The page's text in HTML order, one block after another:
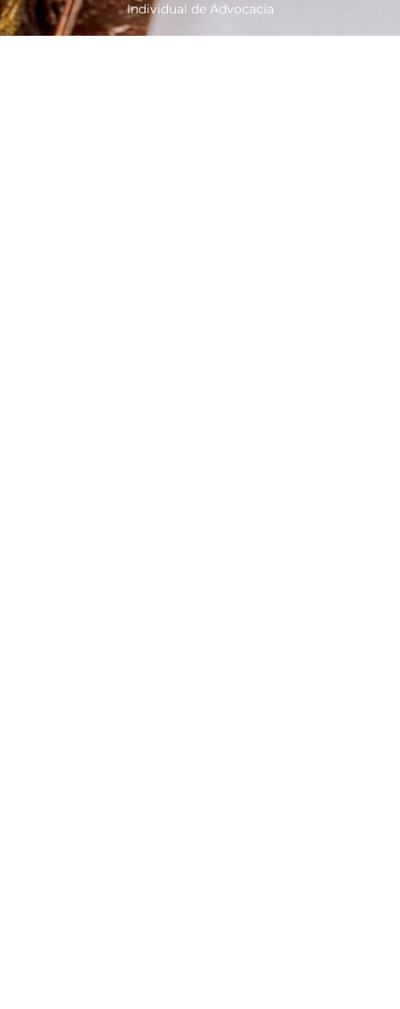
Individual de Advocacia